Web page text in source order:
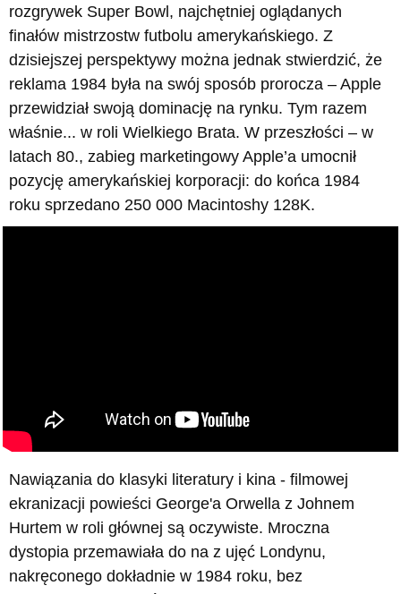
rozgrywek Super Bowl, najchętniej oglądanych
finałów mistrzostw futbolu amerykańskiego. Z
dzisiejszej perspektywy można jednak stwierdzić, że
reklama 1984 była na swój sposób prorocza – Apple
przewidział swoją dominację na rynku. Tym razem
właśnie... w roli Wielkiego Brata. W przeszłości – w
latach 80., zabieg marketingowy Apple’a umocnił
pozycję amerykańskiej korporacji: do końca 1984
roku sprzedano 250 000 Macintoshy 128K.
Nawiązania do klasyki literatury i kina - filmowej
ekranizacji powieści George'a Orwella z Johnem
Hurtem w roli głównej są oczywiste. Mroczna
dystopia przemawiała do na z ujęć Londynu,
nakręconego dokładnie w 1984 roku, bez